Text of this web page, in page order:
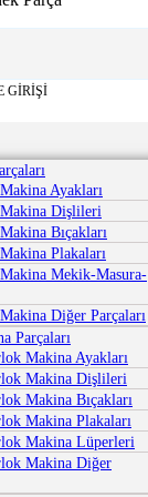
GİRİŞİ
Ayakları
Dişlileri
Bıçakları
Plakaları
Mekik-Masura-
Diğer Parçaları
Parçaları
Makina Ayakları
Makina Dişlileri
Makina Bıçakları
Makina Plakaları
Makina Lüperleri
Makina Diğer